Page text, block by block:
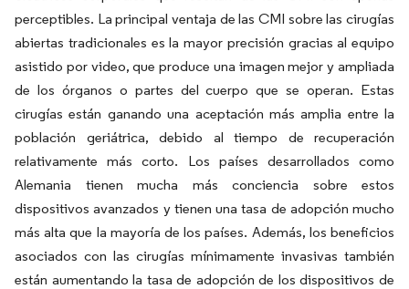
perceptibles. La principal ventaja de las CMI sobre las cirugías
abiertas tradicionales es la mayor precisión gracias al equipo
asistido por video, que produce una imagen mejor y ampliada
de los órganos o partes del cuerpo que se operan. Estas
cirugías están ganando una aceptación más amplia entre la
población geriátrica, debido al tiempo de recuperación
relativamente más corto. Los países desarrollados como
Alemania tienen mucha más conciencia sobre estos
dispositivos avanzados y tienen una tasa de adopción mucho
más alta que la mayoría de los países. Además, los beneficios
asociados con las cirugías mínimamente invasivas también
están aumentando la tasa de adopción de los dispositivos de